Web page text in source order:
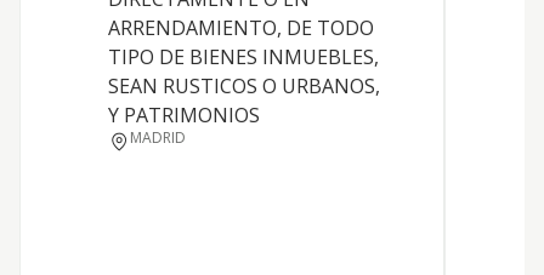
ARRENDAMIENTO, DE TODO
TIPO DE BIENES INMUEBLES,
SEAN RUSTICOS O URBANOS,
Y PATRIMONIOS
MADRID